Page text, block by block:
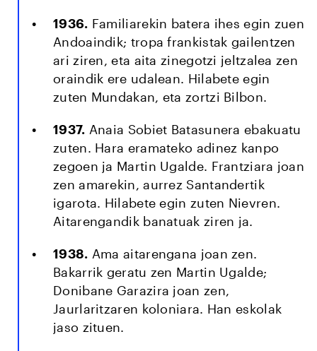
1936. Familiarekin batera ihes egin zuen
Andoaindik; tropa frankistak gailentzen
ari ziren, eta aita zinegotzi jeltzalea zen
oraindik ere udalean. Hilabete egin
zuten Mundakan, eta zortzi Bilbon.
1937. Anaia Sobiet Batasunera ebakuatu
zuten. Hara eramateko adinez kanpo
zegoen ja Martin Ugalde. Frantziara joan
zen amarekin, aurrez Santandertik
igarota. Hilabete egin zuten Nievren.
Aitarengandik banatuak ziren ja.
1938. Ama aitarengana joan zen.
Bakarrik geratu zen Martin Ugalde;
Donibane Garazira joan zen,
Jaurlaritzaren koloniara. Han eskolak
jaso zituen.